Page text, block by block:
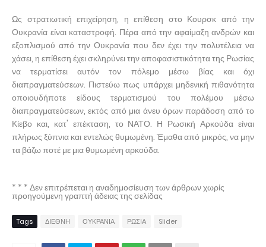
Ως στρατιωτική επιχείρηση, η επίθεση στο Κουρσκ από την
Ουκρανία είναι καταστροφή. Πέρα από την αφαίμαξη ανδρών και
εξοπλισμού από την Ουκρανία που δεν έχει την πολυτέλεια να
χάσει, η επίθεση έχει σκληρύνει την αποφασιστικότητα της Ρωσίας
να τερματίσει αυτόν τον πόλεμο μέσω βίας και όχι
διαπραγματεύσεων. Πιστεύω πως υπάρχει μηδενική πιθανότητα
οποιουδήποτε είδους τερματισμού του πολέμου μέσω
διαπραγματεύσεων, εκτός από μια άνευ όρων παράδοση από το
Κίεβο και, κατ' επέκταση, το ΝΑΤΟ. Η Ρωσική Αρκούδα είναι
πλήρως ξύπνια και εντελώς θυμωμένη. Έμαθα από μικρός, να μην
τα βάζω ποτέ με μια θυμωμένη αρκούδα.
* * * Δεν επιτρέπεται η αναδημοσίευση των άρθρων χωρίς
προηγούμενη γραπτή άδειας της σελίδας
Tags ΔΙΕΘΝΗ ΟΥΚΡΑΝΙΑ ΡΩΣΙΑ Slider